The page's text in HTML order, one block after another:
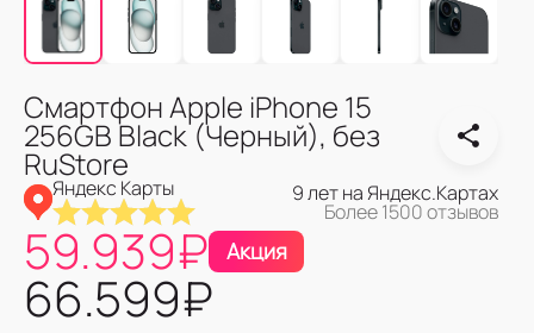
Смартфон Apple iPhone 15
256GB Black (Черный), без
RuStore
Яндекс Карты 9 лет на Яндекс.Картах
Более 1500 отзывов
59.939₽ Акция
66.599₽